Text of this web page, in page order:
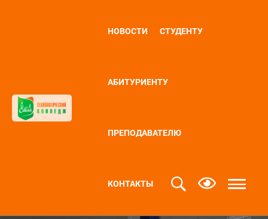
НОВОСТИ СТУДЕНТУ
АБИТУРИЕНТУ
ПРЕПОДАВАТЕЛЮ
КОНТАКТЫ